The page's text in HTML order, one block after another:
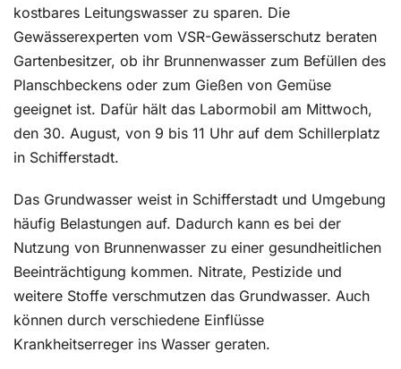
kostbares Leitungswasser zu sparen. Die
Gewässerexperten vom VSR-Gewässerschutz beraten
Gartenbesitzer, ob ihr Brunnenwasser zum Befüllen des
Planschbeckens oder zum Gießen von Gemüse
geeignet ist. Dafür hält das Labormobil am Mittwoch,
den 30. August, von 9 bis 11 Uhr auf dem Schillerplatz
in Schifferstadt.
Das Grundwasser weist in Schifferstadt und Umgebung
häufig Belastungen auf. Dadurch kann es bei der
Nutzung von Brunnenwasser zu einer gesundheitlichen
Beeinträchtigung kommen. Nitrate, Pestizide und
weitere Stoffe verschmutzen das Grundwasser. Auch
können durch verschiedene Einflüsse
Krankheitserreger ins Wasser geraten.